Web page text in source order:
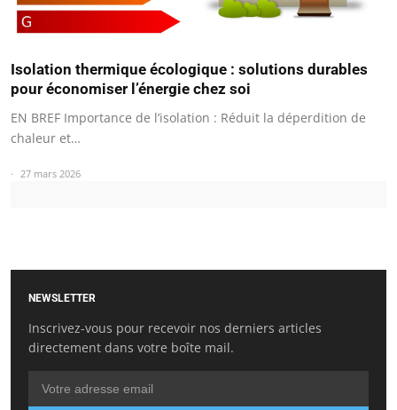
Isolation thermique écologique : solutions durables
pour économiser l’énergie chez soi
EN BREF Importance de l’isolation : Réduit la déperdition de
chaleur et…
27 mars 2026
NEWSLETTER
Inscrivez-vous pour recevoir nos derniers articles
directement dans votre boîte mail.